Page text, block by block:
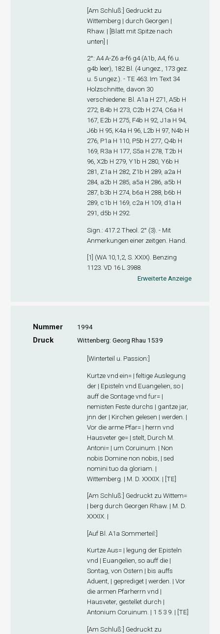
[Am Schluß:] Gedruckt zu
Wittemberg | durch Georgen |
Rhaw. | [Blatt mit Spitze nach
unten] |
2°: A4A-Z6 a-f6 g4(A1b, A4, f6 u.
g4b leer), 182 Bl. (4 ungez., 173 gez.
u. 5 ungez.). - TE 463. Im Text 34
Holzschnitte, davon 30
verschiedene: Bl. A1a H 271, A5b H
272, B4b H 273, C2b H 274, C6a H
167, E2b H 275, F4b H 92, J1a H 94,
J6b H 95, K4a H 96, L2b H 97, N4b H
276, P1a H 110, P5b H 277, Q4b H
169, R3a H 177, S5a H 278, T2b H
96, X2b H 279, Y1b H 280, Y6b H
281, Z1a H 282, Z1b H 289, a2a H
284, a2b H 285, a5a H 286, a5b H
287, b3b H 274, b6a H 288, b6b H
289, c1b H 169, c2a H 109, d1a H
291, d5b H 292.
Sign .: 417.2 Theol. 2° (3). - Mit
Anmerkungen einer zeitgen. Hand.
[1] (WA 10,1,2, S. XXIX). Benzing
1123. VD 16 L 3988.
Erweiterte Anzeige
Nummer 1994
Druck Wittenberg: Georg Rhau 1539
[Winterteil u. Passion:]
Kurtze vnd ein= | feltige Auslegung
der | Episteln vnd Euangelien, so |
auff die Sontage vnd fur= |
nemisten Feste durchs | gantze jar,
jnn der | Kirchen gelesen | werden. |
Vor die arme Pfar= | herrn vnd
Hausveter ge= | stelt, Durch M.
Antoni= | um Coruinum. | Non
nobis Domine non nobis, | sed
nomini tuo da gloriam. |
Wittemberg. | M. D. XXXIX. | [TE]
[Am Schluß:] Gedruckt zu Wittem=
| berg durch Georgen Rhaw. | M. D.
XXXIX. |
[Auf Bl. A1a Sommerteil:]
Kurtze Aus= | legung der Episteln
vnd | Euangelien, so auff die |
Sontag, von Ostern | bis auffs
Aduent, | geprediget | werden. | Vor
die armen Pfarherrn vnd |
Hausveter, gestellet durch |
Antonium Coruinum. | 1 5 3 9. | [TE]
[Am Schluß:] Gedruckt zu